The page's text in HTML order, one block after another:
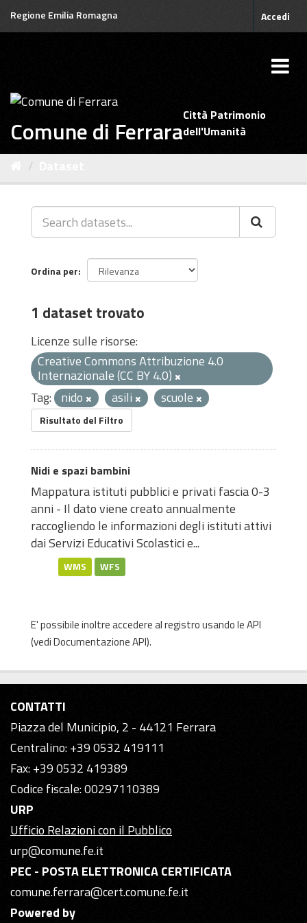
SaltaRegione Emilia Romagna Accedi
Comune di FerraraCittà Patrimonio
dell'Umanità
Ordina per
1 dataset trovato
Licenze sulle risorse:
Creative Commons Attribuzione 4.0
Internazionale (CC BY 4.0)
Tag: nido asili scuole
Risultato del Filtro
Nidi e spazi bambini
Mappatura istituti pubblici e privati fascia 0-3
anni - Il dato viene creato annualmente
raccogliendo le informazioni degli istituti attivi
dai Servizi Educativi Scolastici e...
WMS WFS
E' possibile inoltre accedere al registro usando leAPI
(vediDocumentazione API).
CONTATTI
Piazza del Municipio, 2 - 44121 Ferrara
Centralino: +39 0532 419111
Fax: +39 0532 419389
Codice fiscale: 00297110389
URP
Ufficio Relazioni con il Pubblico
urp@comune.fe.it
PEC - POSTA ELETTRONICA CERTIFICATA
comune.ferrara@cert.comune.fe.it
Powered by